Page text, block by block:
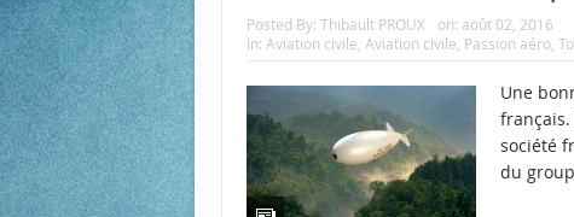
Posted By: Thibault PROUX on: août 02, 2016
In: Aviation civile Aviation civile Passion aéro
Une
français.
société
du